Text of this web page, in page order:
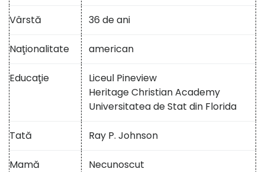
Vârstă 36 de ani
Naţionalitate american
Educaţie
Liceul Pineview
Heritage Christian Academy
Universitatea de Stat din Florida
Tată Ray P. Johnson
Mamă Necunoscut